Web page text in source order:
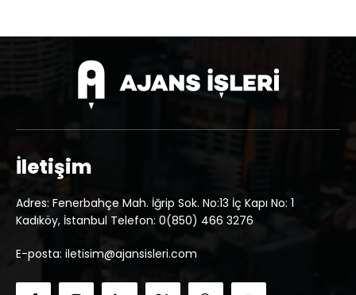
İletişim
Adres: Fenerbahçe Mah. İğrip Sok. No:13 İç Kapı No: 1
Kadıköy, İstanbul Telefon: 0(850) 466 3276
E-posta: iletisim@ajansisleri.com